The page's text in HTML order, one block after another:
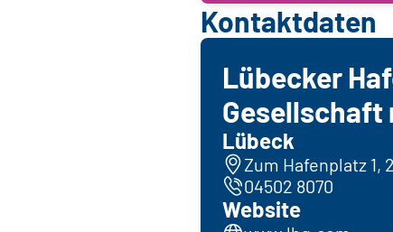
Kontaktdaten
Lübecker
Gesellschaft
Lübeck
Zum Hafenplatz 1,
04502 8070
Website